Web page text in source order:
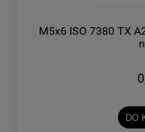
M5x6 ISO 7380 TX
DO